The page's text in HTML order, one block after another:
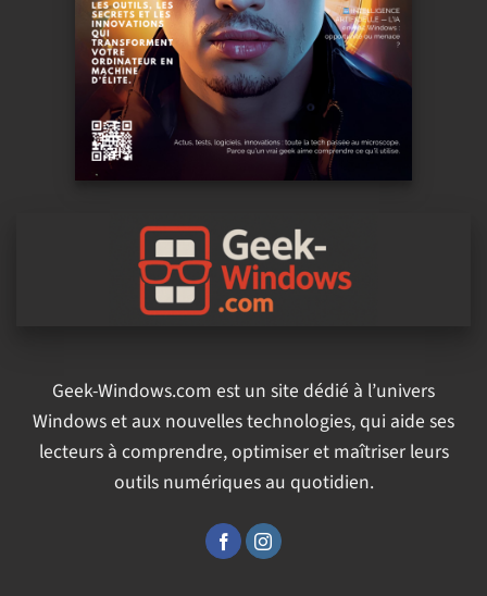
Geek-Windows.com est un site dédié à l’univers
Windows et aux nouvelles technologies, qui aide ses
lecteurs à comprendre, optimiser et maîtriser leurs
outils numériques au quotidien.